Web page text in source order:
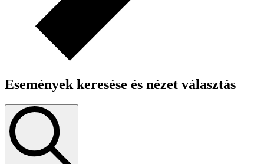
Események keresése és nézet választás